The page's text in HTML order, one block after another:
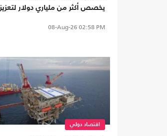
يخصص أكثر من ملياري دولار لتعزيز
08-Aug-26 02:58 PM
اقتصاد دولي